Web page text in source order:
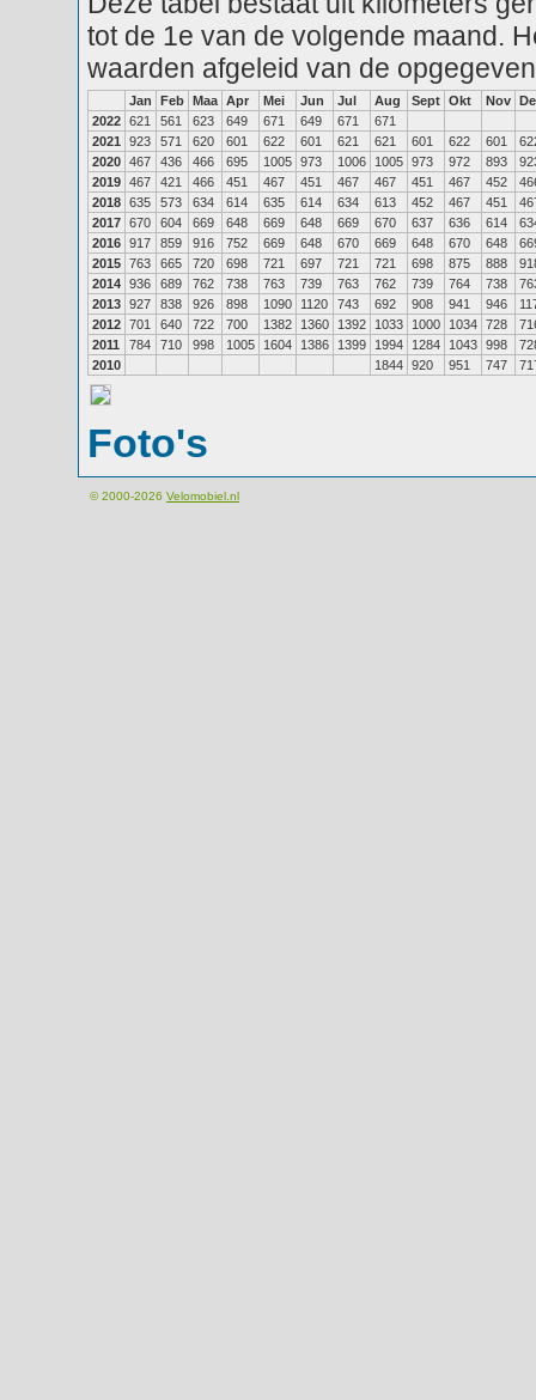
tot de 1e van de volgende maand.
waarden afgeleid van de
Jan Feb Maa Apr Mei Jun Jul Aug Sept Okt Nov
2022 621 561 623 649 671 649 671
671
2021
923 571 620 601 622 601 621 621 601 622 601
2020 467 436 466 695 1005 973 1006 1005 973 972 893
2019 467 421 466 451 467 451 467 467 451 467 452
2018 635 573 634 614 635 614 634 613 452 467 451
2017 670 604 669 648 669 648 669 670 637 636 614
2016 917 859 916 752 669 648 670 669 648 670 648
2015 763 665 720 698 721 697 721 721 698 875 888
2014 936 689 762 738 763 739 763 762 739 764 738
2013 927 838 926 898 1090 1120 743 692 908 941 946
2012 701 640 722 700 1382 1360 1392 1033 1000 1034 728
2011
784 710 998 1005 1604 1386 1399 1994 1284 1043 998
2010
1844 920 951 747
Foto's
© 2000-2026 Velomobiel.nl